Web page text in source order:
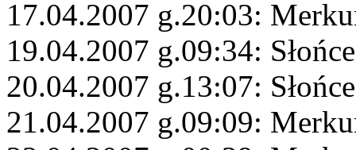
17.04.2007 g.20:03:
19.04.2007 g.09:34:
20.04.2007 g.13:07:
21.04.2007 g.09:09: